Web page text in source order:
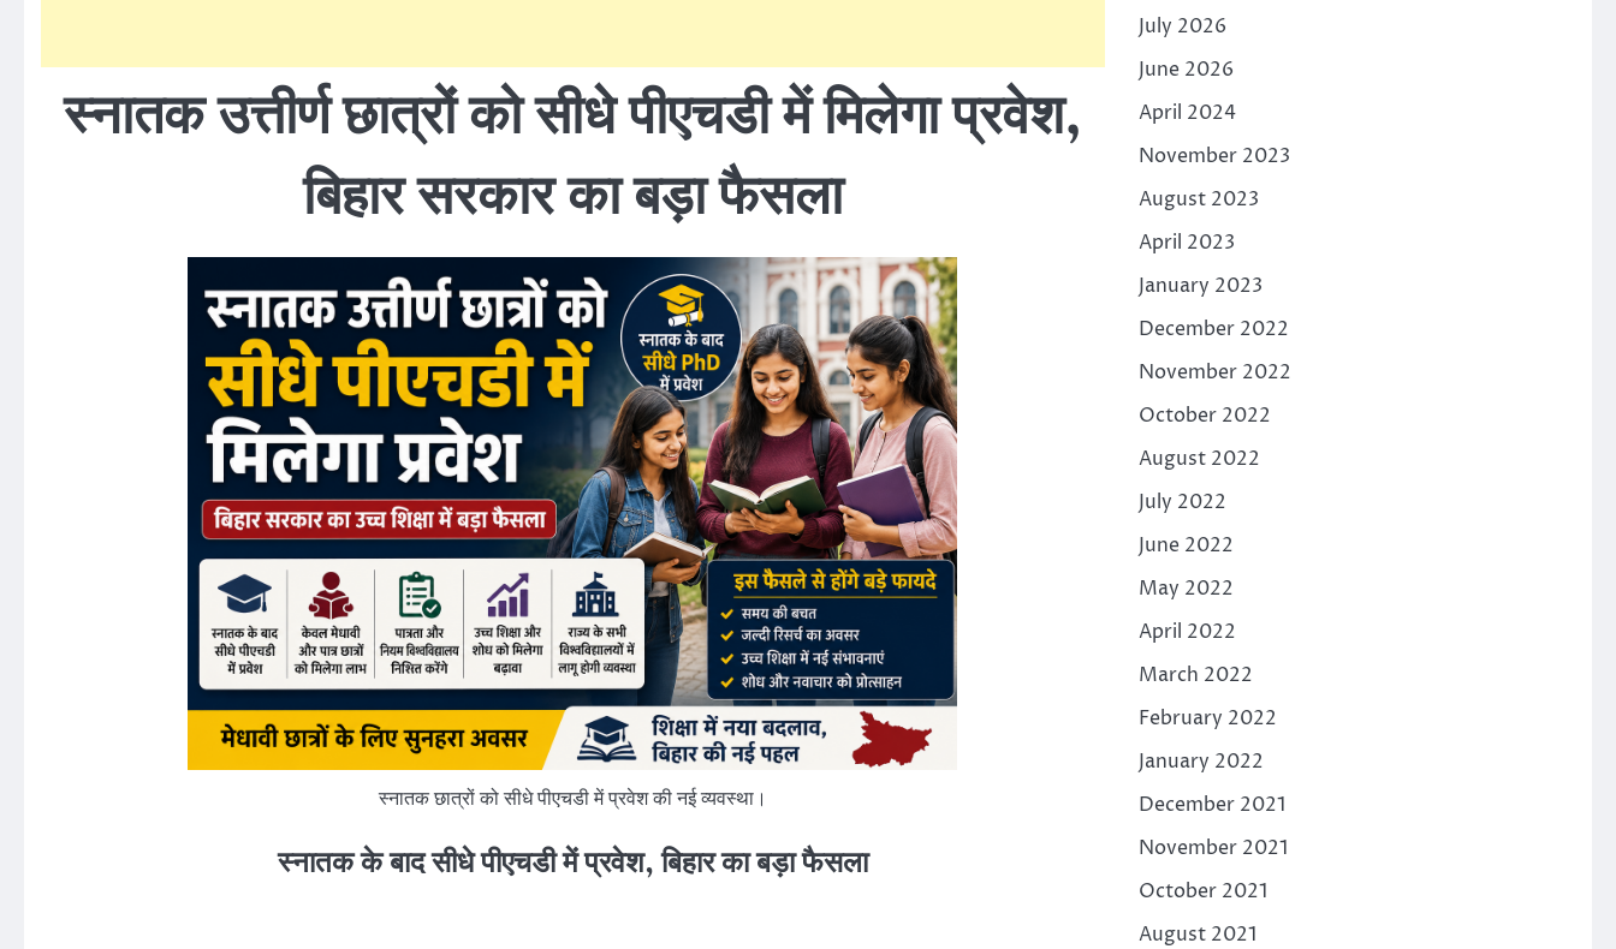
स्नातक उत्तीर्ण छात्रों को सीधे पीएचडी में मिलेगा प्रवेश,
बिहार सरकार का बड़ा फैसला
स्नातक छात्रों को सीधे पीएचडी में प्रवेश की नई व्यवस्था।
स्नातक के बाद सीधे पीएचडी में प्रवेश, बिहार का बड़ा फैसला
July 2026
June 2026
April 2024
November 2023
August 2023
April 2023
January 2023
December 2022
November 2022
October 2022
August 2022
July 2022
June 2022
May 2022
April 2022
March 2022
February 2022
January 2022
December 2021
November 2021
October 2021
August 2021